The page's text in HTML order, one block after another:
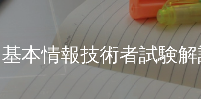
基本情報技術者試験